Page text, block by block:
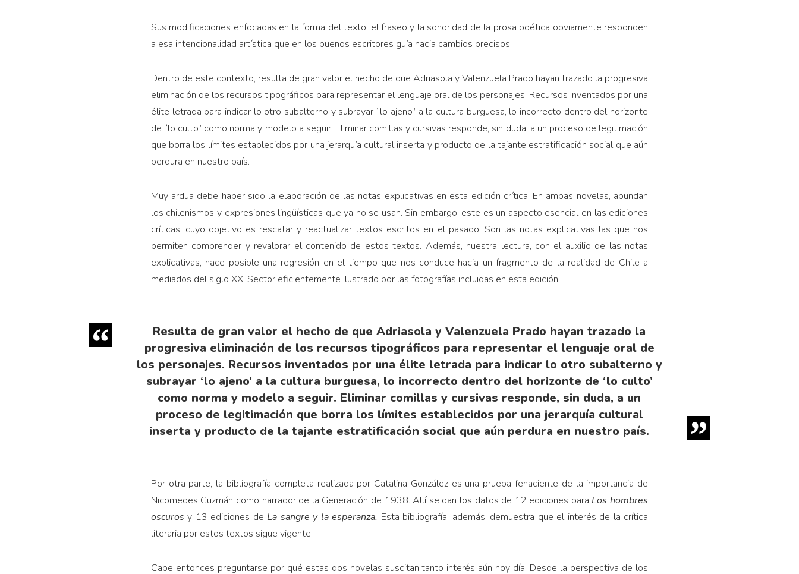
Sus modificaciones enfocadas en la forma del texto, el fraseo y la sonoridad de la prosa poética obviamente responden
a esa intencionalidad artística que en los buenos escritores guía hacia cambios precisos.
Dentro de este contexto, resulta de gran valor el hecho de que Adriasola y Valenzuela Prado hayan trazado la progresiva
eliminación de los recursos tipográficos para representar el lenguaje oral de los personajes. Recursos inventados por una
élite letrada para indicar lo otro subalterno y subrayar “lo ajeno” a la cultura burguesa, lo incorrecto dentro del horizonte
de “lo culto” como norma y modelo a seguir. Eliminar comillas y cursivas responde, sin duda, a un proceso de legitimación
que borra los límites establecidos por una jerarquía cultural inserta y producto de la tajante estratificación social que aún
perdura en nuestro país.
Muy ardua debe haber sido la elaboración de las notas explicativas en esta edición crítica. En ambas novelas, abundan
los chilenismos y expresiones lingüísticas que ya no se usan. Sin embargo, este es un aspecto esencial en las ediciones
críticas, cuyo objetivo es rescatar y reactualizar textos escritos en el pasado. Son las notas explicativas las que nos
permiten comprender y revalorar el contenido de estos textos. Además, nuestra lectura, con el auxilio de las notas
explicativas, hace posible una regresión en el tiempo que nos conduce hacia un fragmento de la realidad de Chile a
mediados del siglo XX. Sector eficientemente ilustrado por las fotografías incluidas en esta edición.
Resulta de gran valor el hecho de que Adriasola y Valenzuela Prado hayan trazado la
progresiva eliminación de los recursos tipográficos para representar el lenguaje oral de
los personajes. Recursos inventados por una élite letrada para indicar lo otro subalterno y
subrayar ‘lo ajeno’ a la cultura burguesa, lo incorrecto dentro del horizonte de ‘lo culto’
como norma y modelo a seguir. Eliminar comillas y cursivas responde, sin duda, a un
proceso de legitimación que borra los límites establecidos por una jerarquía cultural
inserta y producto de la tajante estratificación social que aún perdura en nuestro país.
Por otra parte, la bibliografía completa realizada por Catalina González es una prueba fehaciente de la importancia de
Nicomedes Guzmán como narrador de la Generación de 1938. Allí se dan los datos de 12 ediciones para Los hombres
oscuros y 13 ediciones de La sangre y la esperanza. Esta bibliografía, además, demuestra que el interés de la crítica
literaria por estos textos sigue vigente.
Cabe entonces preguntarse por qué estas dos novelas suscitan tanto interés aún hoy día. Desde la perspectiva de los